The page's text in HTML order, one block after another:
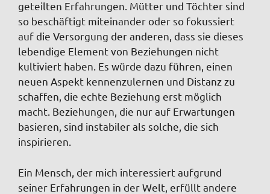
geteilten Erfahrungen. Mütter und Töchter sind
so beschäftigt miteinander oder so fokussiert
auf die Versorgung der anderen, dass sie dieses
lebendige Element von Beziehungen nicht
kultiviert haben. Es würde dazu führen, einen
neuen Aspekt kennenzulernen und Distanz zu
schaffen, die echte Beziehung erst möglich
macht. Beziehungen, die nur auf Erwartungen
basieren, sind instabiler als solche, die sich
inspirieren.
Ein Mensch, der mich interessiert aufgrund
seiner Erfahrungen in der Welt, erfüllt andere